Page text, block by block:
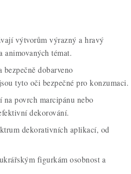
výtvorům výrazný a hravý
témat.
dobarveno
tyto oči bezpečné pro konzumaci.
povrch marcipánu nebo
dekorování.
dekorativních aplikací, od
figurkám osobnost a